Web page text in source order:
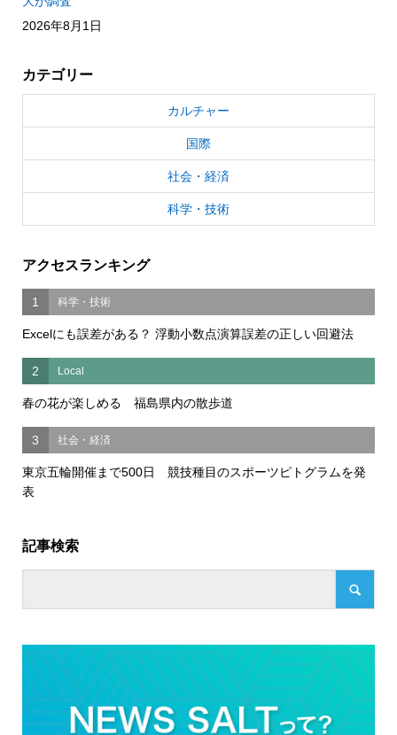
2026年8月1日
カテゴリー
カルチャー
国際
社会・経済
科学・技術
アクセスランキング
1 科学・技術
Excelにも誤差がある？ 浮動小数点演算誤差の正しい回避法
2 Local
春の花が楽しめる 福島県内の散歩道
3 社会・経済
東京五輪開催まで500日 競技種目のスポーツピトグラムを発
表
記事検索